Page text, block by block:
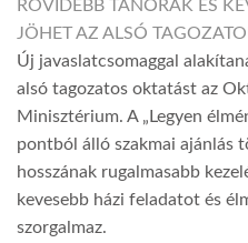
RÖVIDEBB TANÓRÁK ÉS
JÖHET AZ ALSÓ
Új javaslatcsomaggal
alsó tagozatos oktatást az
Minisztérium. A „Legyen
pontból álló szakmai ajánlás
hosszának rugalmasabb
kevesebb házi feladatot és
szorgalmaz.